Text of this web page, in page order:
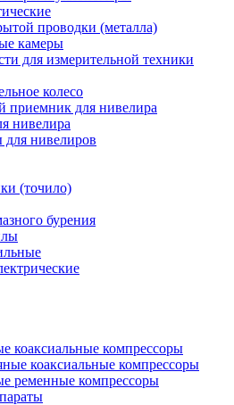
проводки (металла)
камеры
для измерительной техники
колесо
приемник для нивелира
нивелира
нивелиров
(точило)
бурения
коаксиальные компрессоры
коаксиальные компрессоры
ременные компрессоры